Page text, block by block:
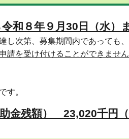
和８年９月30日（水）
し次第、募集期間内であっても
請を受け付けることができませ
す。
金残額） 23,020千円（